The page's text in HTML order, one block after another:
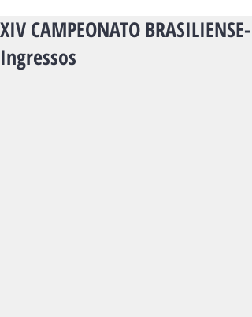
XIV CAMPEONATO BRASILIENSE-
Ingressos